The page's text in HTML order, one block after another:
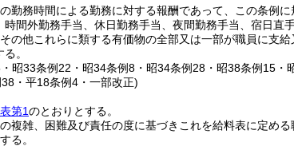
勤務時間による勤務に対する報酬であって、この条例
時間外勤務手当、休日勤務手当、夜間勤務手当、宿日直
の他これらに類する有価物の全部又は一部が職員に支
。
昭33条例22・昭34条例8・昭34条例28・昭38条例15
・平18条例4・一部改正)
第1のとおりとする。
複雑、困難及び責任の度に基づきこれを給料表に定め
る。